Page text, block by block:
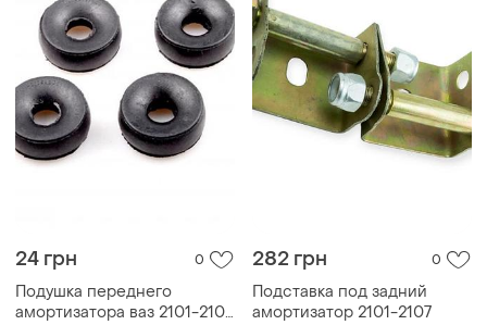
24 грн 0
Подушка переднего
амортизатора ваз 2101-2107,
282 грн 0
Подставка под задний
амортизатор 2101-2107